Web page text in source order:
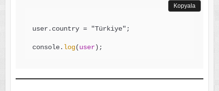
user.country = "Türkiye";
console. log(user
Kopyala